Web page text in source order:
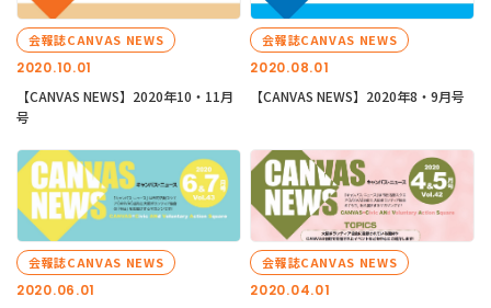
2020.10.01
会報誌CANVAS NEWS
【CANVAS NEWS】2020年10・11月
号
2020.08.01
会報誌CANVAS NEWS
【CANVAS NEWS】2020年8・9月号
2020.06.01
会報誌CANVAS NEWS
2020.04.01
会報誌CANVAS NEWS